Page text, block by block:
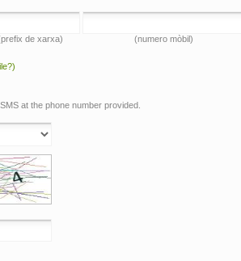
de xarxa)
(numero mòbil)
at the phone number provided.